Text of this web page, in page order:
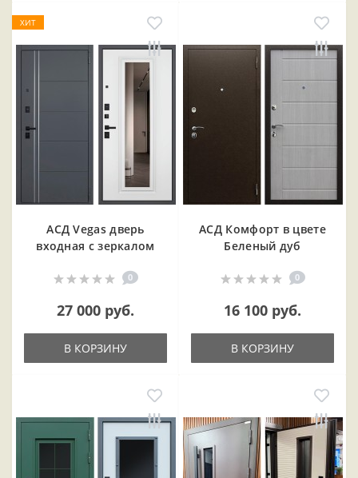
ХИТ
АСД Vegas дверь
входная с зеркалом
0
27 000 руб.
В КОРЗИНУ
АСД Комфорт в цвете
Беленый дуб
0
16 100 руб.
В КОРЗИНУ